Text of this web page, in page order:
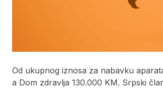
Od ukupnog iznosa za nabavku
a Dom zdravlja 130.000 KM. Srpski